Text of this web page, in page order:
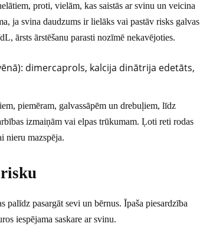
proti, vielām, kas saistās ar svinu un veicina
ja svina daudzums ir lielāks vai pastāv risks galvas
ārsts ārstēšanu parasti nozīmē nekavējoties.
dimercaprols, kalcija dinātrija edetāts,
piemēram, galvassāpēm un drebuļiem, līdz
izmaiņām vai elpas trūkumam. Ļoti reti rodas
nieru mazspēja.
pasargāt sevi un bērnus. Īpaša piesardzība
iespējama saskare ar svinu.